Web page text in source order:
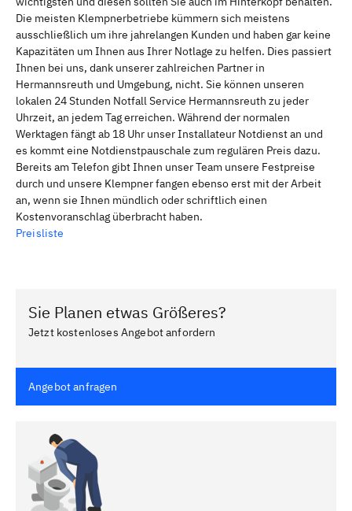
Die meisten Klempnerbetriebe kümmern sich meistens
ausschließlich um ihre jahrelangen Kunden und haben gar keine
Kapazitäten um Ihnen aus Ihrer Notlage zu helfen. Dies passiert
Ihnen bei uns, dank unserer zahlreichen Partner in
Hermannsreuth und Umgebung, nicht. Sie können unseren
lokalen 24 Stunden Notfall Service Hermannsreuth zu jeder
Uhrzeit, an jedem Tag erreichen. Während der normalen
Werktagen fängt ab 18 Uhr unser Installateur Notdienst an und
es kommt eine Notdienstpauschale zum regulären Preis dazu.
Bereits am Telefon gibt Ihnen unser Team unsere Festpreise
durch und unsere Klempner fangen ebenso erst mit der Arbeit
an, wenn sie Ihnen mündlich oder schriftlich einen
Kostenvoranschlag überbracht haben.
Preisliste
Sie Planen etwas Größeres?
Jetzt kostenloses Angebot anfordern
Angebot anfragen